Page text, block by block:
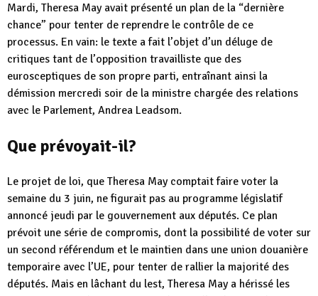
Mardi, Theresa May avait présenté un plan de la “dernière
chance” pour tenter de reprendre le contrôle de ce
processus. En vain: le texte a fait l’objet d’un déluge de
critiques tant de l’opposition travailliste que des
eurosceptiques de son propre parti, entraînant ainsi la
démission mercredi soir de la ministre chargée des relations
avec le Parlement, Andrea Leadsom.
Que prévoyait-il?
Le projet de loi, que Theresa May comptait faire voter la
semaine du 3 juin, ne figurait pas au programme législatif
annoncé jeudi par le gouvernement aux députés. Ce plan
prévoit une série de compromis, dont la possibilité de voter sur
un second référendum et le maintien dans une union douanière
temporaire avec l’UE, pour tenter de rallier la majorité des
députés. Mais en lâchant du lest, Theresa May a hérissé les